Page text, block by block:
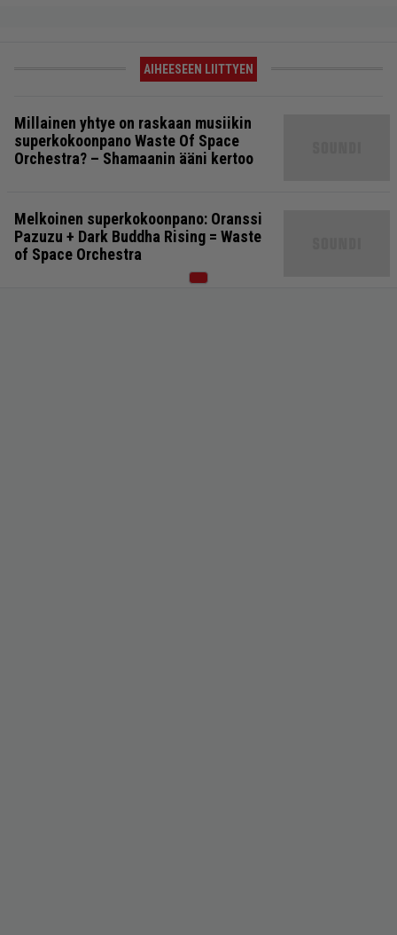
AIHEESEEN LIITTYEN
Millainen yhtye on raskaan musiikin
superkokoonpano Waste Of Space
Orchestra? – Shamaanin ääni kertoo
Melkoinen superkokoonpano: Oranssi
Pazuzu + Dark Buddha Rising = Waste
of Space Orchestra